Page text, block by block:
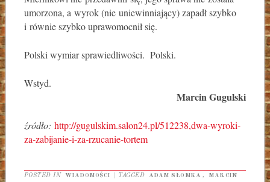
umorzona, a wyrok (nie uniewinniający) zapadł szybko
i równie szybko uprawomocnił się.
Polski wymiar sprawiedliwości. Polski.
Wstyd.
Marcin Gugulski
źródło: http://gugulskim.salon24.pl/512238,dwa-wyroki-
za-zabijanie-i-za-rzucanie-tortem
POSTED IN WIADOMOŚCI TAGGED ADAM SŁOMKA ,
MARCIN